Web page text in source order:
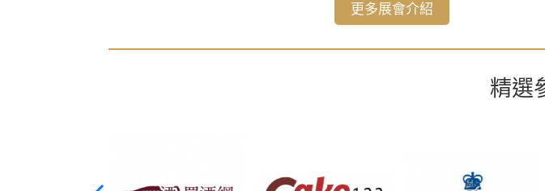
更多展會介紹
精選